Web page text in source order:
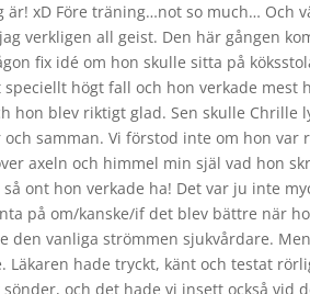
är! xD Före träning…not so much… Och
verkligen all geist. Den här gången
fix idé om hon skulle sitta på
högt fall och hon verkade
hon blev riktigt glad. Sen skulle
samman. Vi förstod inte om hon
axeln och himmel min själ vad hon
ont hon verkade ha! Det var ju inte
på om/kanske/if det blev bättre när
den vanliga strömmen sjukvårdare.
Läkaren hade tryckt, känt och testat
och det hade vi insett också